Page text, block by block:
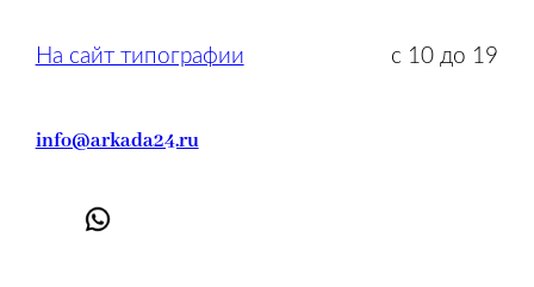
На сайт типографии с 10 до 19
info@arkada24.ru